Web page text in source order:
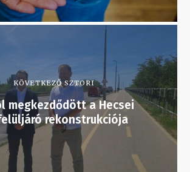
KÖVETKEZŐ SZTORI
megkezdődött a Hecsei
rekonstrukciója